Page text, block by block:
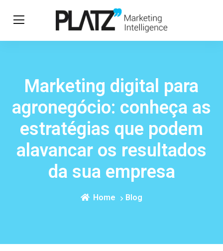
Marketing digital para
agronegócio: conheça as
estratégias que podem
alavancar os resultados
da sua empresa
Home Blog